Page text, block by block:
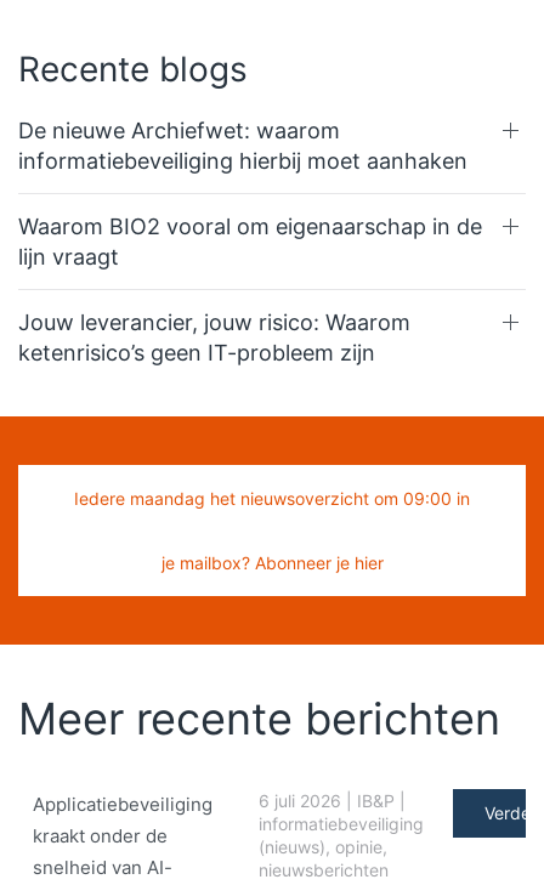
Recente blogs
De nieuwe Archiefwet: waarom
informatiebeveiliging hierbij moet aanhaken
Waarom BIO2 vooral om eigenaarschap in de
lijn vraagt
Jouw leverancier, jouw risico: Waarom
ketenrisico’s geen IT-probleem zijn
Iedere maandag het nieuwsoverzicht om 09:00 in
je mailbox? Abonneer je hier
Meer recente berichten
Applicatiebeveiliging
kraakt onder de
snelheid van AI-
6 juli 2026 IB&P
informatiebeveiliging
(nieuws), opinie,
nieuwsberichten
Verder